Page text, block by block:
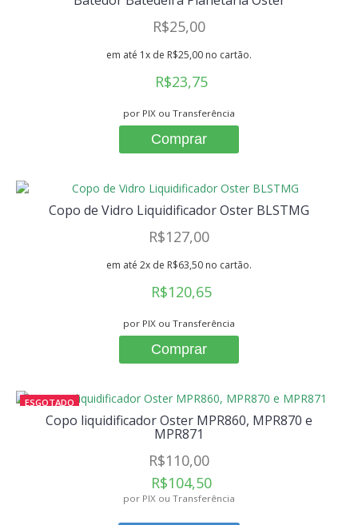
R$25,00
em até 1x de R$25,00 no cartão.
R$23,75
por PIX ou Transferência
Comprar
Copo de Vidro Liquidificador Oster BLSTMG
R$127,00
em até 2x de R$63,50 no cartão.
R$120,65
por PIX ou Transferência
Comprar
ESGOTADO
Copo liquidificador Oster MPR860, MPR870 e
MPR871
R$110,00
R$104,50
por PIX ou Transferência